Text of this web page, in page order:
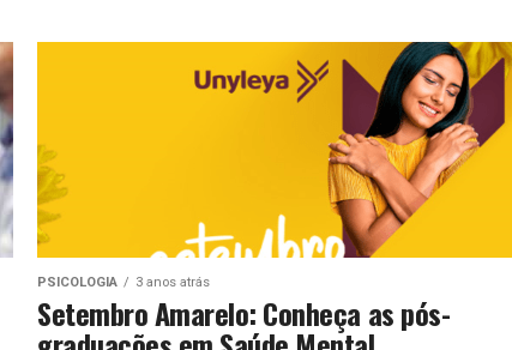
PSICOLOGIA 3 anos atrás
Setembro Amarelo: Conheça as pós-